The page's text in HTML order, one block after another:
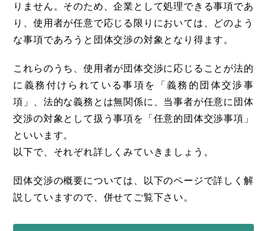
りません。そのため、企業として処理できる事項であ
り、使用者が任意で応じる限りにおいては、どのよう
な事項であろうと団体交渉の対象となり得ます。
これらのうち、使用者が団体交渉に応じることが法的
に義務付けられている事項を「義務的団体交渉事
項」、法的な義務とは無関係に、当事者が任意に団体
交渉の対象として扱う事項を「任意的団体交渉事項」
といいます。
以下で、それぞれ詳しくみていきましょう。
団体交渉の概要については、以下のページで詳しく解
説していますので、併せてご覧下さい。